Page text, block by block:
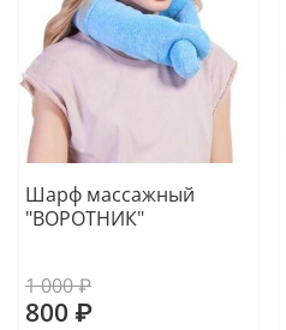
Шарф массажный
"ВОРОТНИК"
1 000 ₽
800 ₽